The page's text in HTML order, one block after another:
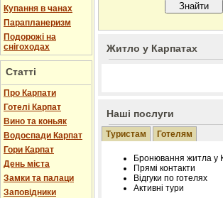
Купання в чанах
Парапланеризм
Подорожі на
снігоходах
Статті
Про Карпати
Готелі Карпат
Вино та коньяк
Водоспади Карпат
Гори Карпат
День міста
Замки та палаци
Заповідники
Житло у Карпатах
Наші послуги
Туристам Готелям
Бронювання житла у
Прямі контакти
Відгуки по готелях
Активні тури